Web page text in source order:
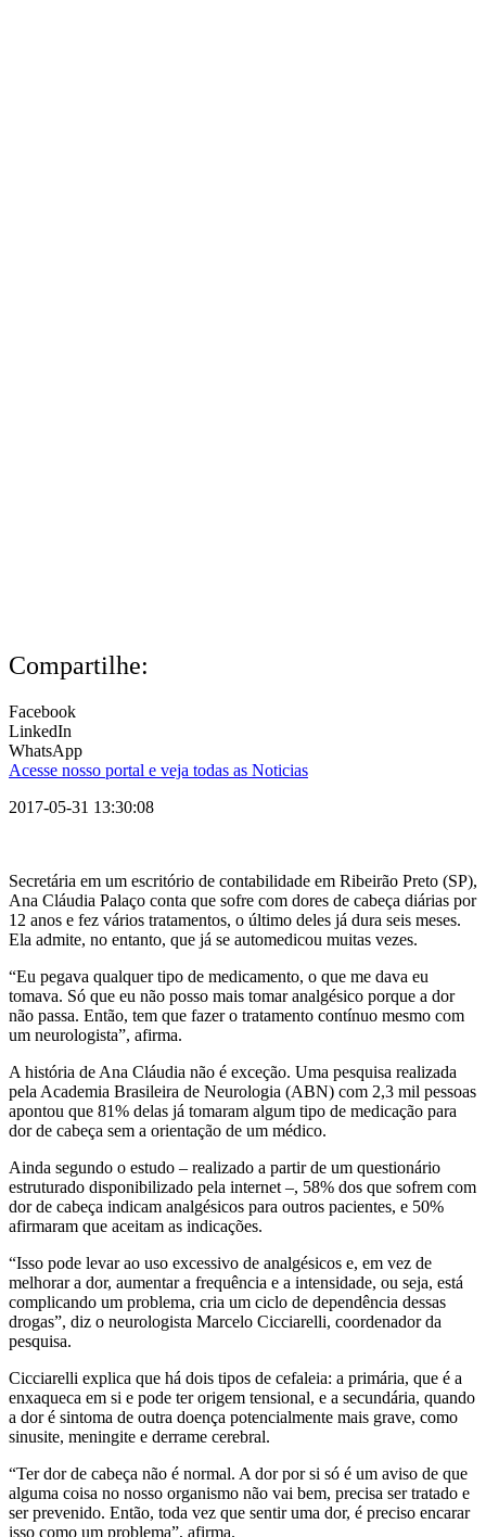
Compartilhe:
Facebook
LinkedIn
WhatsApp
Acesse nosso portal e veja todas as Noticias
2017-05-31 13:30:08
Secretária em um escritório de contabilidade em Ribeirão Preto (SP),
Ana Cláudia Palaço conta que sofre com dores de cabeça diárias por
12 anos e fez vários tratamentos, o último deles já dura seis meses.
Ela admite, no entanto, que já se automedicou muitas vezes.
“Eu pegava qualquer tipo de medicamento, o que me dava eu
tomava. Só que eu não posso mais tomar analgésico porque a dor
não passa. Então, tem que fazer o tratamento contínuo mesmo com
um neurologista”, afirma.
A história de Ana Cláudia não é exceção. Uma pesquisa realizada
pela Academia Brasileira de Neurologia (ABN) com 2,3 mil pessoas
apontou que 81% delas já tomaram algum tipo de medicação para
dor de cabeça sem a orientação de um médico.
Ainda segundo o estudo – realizado a partir de um questionário
estruturado disponibilizado pela internet –, 58% dos que sofrem com
dor de cabeça indicam analgésicos para outros pacientes, e 50%
afirmaram que aceitam as indicações.
“Isso pode levar ao uso excessivo de analgésicos e, em vez de
melhorar a dor, aumentar a frequência e a intensidade, ou seja, está
complicando um problema, cria um ciclo de dependência dessas
drogas”, diz o neurologista Marcelo Cicciarelli, coordenador da
pesquisa.
Cicciarelli explica que há dois tipos de cefaleia: a primária, que é a
enxaqueca em si e pode ter origem tensional, e a secundária, quando
a dor é sintoma de outra doença potencialmente mais grave, como
sinusite, meningite e derrame cerebral.
“Ter dor de cabeça não é normal. A dor por si só é um aviso de que
alguma coisa no nosso organismo não vai bem, precisa ser tratado e
ser prevenido. Então, toda vez que sentir uma dor, é preciso encarar
isso como um problema”, afirma.